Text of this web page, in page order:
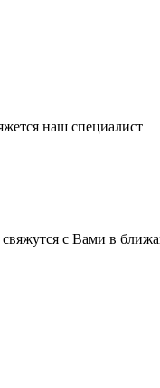
наш специалист
с Вами в